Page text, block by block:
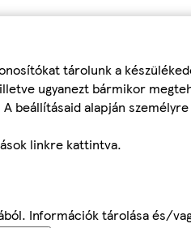
tárolunk a
ugyanezt bármikor
alapján
linkre kattintva.
Információk tárolása és/